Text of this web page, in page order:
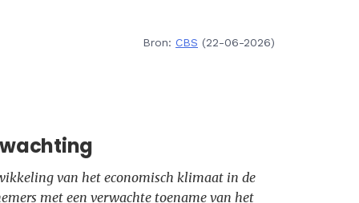
Bron: CBS (22-06-2026)
van het economisch klimaat in de
met een verwachte toename van het